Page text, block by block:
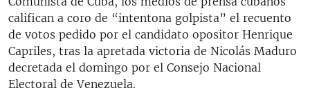
califican a coro de “intentona golpista” el recuento
de votos pedido por el candidato opositor Henrique
Capriles, tras la apretada victoria de Nicolás Maduro
decretada el domingo por el Consejo Nacional
Electoral de Venezuela.